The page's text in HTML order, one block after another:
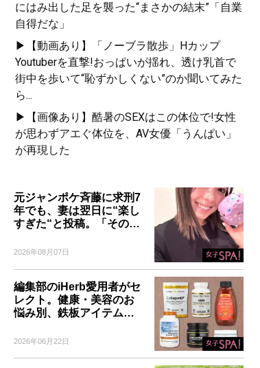
にはみ出した足を襲った“まさかの結末”「自業
自得だな」
▶【動画あり】「ノーブラ散歩」Hカップ
Youtuberを直撃!おっぱいが揺れ、透け乳首で
街中を歩いて“恥ずかしくない”のか聞いてみた
ら...
▶【画像あり】酷暑のSEXはこの体位で!女性
が思わずアエぐ体位を、AV女優「うんぱい」
が再現した
元ジャンポケ斉藤に求刑7
年でも、妻は翌日に“楽し
すぎた“と投稿。「その…
2026年08月07日
編集部のiHerb愛用者がセ
レクト。健康・美容のお
悩み別、鉄板アイテム…
2026年06月22日